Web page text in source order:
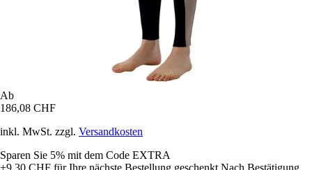
Ab
186,08 CHF
inkl. MwSt. zzgl. Versandkosten
Sparen Sie 5% mit dem Code EXTRA
+9,30 CHF für Ihre nächste Bestellung geschenkt Nach Bestätigung